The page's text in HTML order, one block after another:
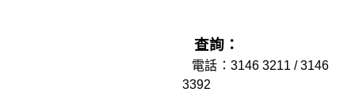
查詢：
電話：3146 3211 / 3146
3392